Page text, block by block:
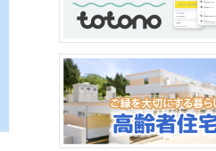
【WealthPark（ウェル
ーク）ビジネス】導入
知らせ